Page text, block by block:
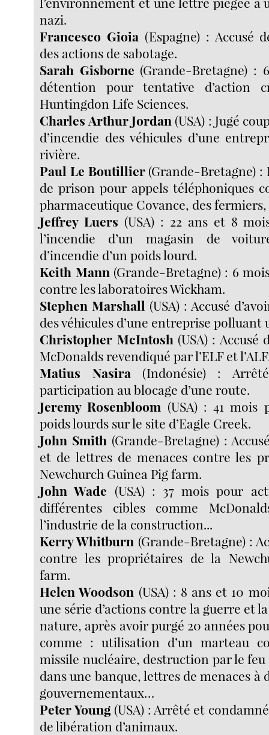
nazi.
Francesco Gioia (Espagne) : Accusé
des actions de sabotage.
Sarah Gisborne (Grande-Bretagne) :
détention pour tentative d’action
Huntingdon Life Sciences.
Charles Arthur Jordan (USA) : Jugé
d’incendie des véhicules d’une
rivière.
Paul Le Boutillier(Grande-Bretagne) :
de prison pour appels téléphoniques
pharmaceutique Covance, des
Jeffrey Luers (USA) : 22 ans et 8
l’incendie d’un magasin de
d’incendie d’un poids lourd.
Keith Mann (Grande-Bretagne) : 6
contre les laboratoires Wickham.
Stephen Marshall (USA) : Accusé
des véhicules d’une entreprise polluant
Christopher McIntosh (USA) : Accusé
McDonalds revendiqué par l’ELF et
Matius Nasira (Indonésie) :
participation au blocage d’une route.
Jeremy Rosenbloom (USA) : 41 mois
poids lourds sur le site d’Eagle Creek.
John Smith (Grande-Bretagne) :
et de lettres de menaces contre les
Newchurch Guinea Pig farm.
John Wade (USA) : 37 mois pour
différentes cibles comme
l’industrie de la construction...
Kerry Whitburn (Grande-Bretagne) :
contre les propriétaires de la
farm.
Helen Woodson (USA) : 8 ans et 10
une série d’actions contre la guerre et
nature, après avoir purgé 20 années
comme : utilisation d’un marteau
missile nucléaire, destruction par le feu
dans une banque, lettres de menaces à
gouvernementaux…
Peter Young (USA) : Arrêté et
de libération d’animaux.